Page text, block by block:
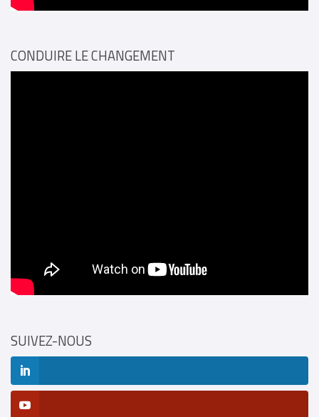
CONDUIRE LE CHANGEMENT
SUIVEZ-NOUS